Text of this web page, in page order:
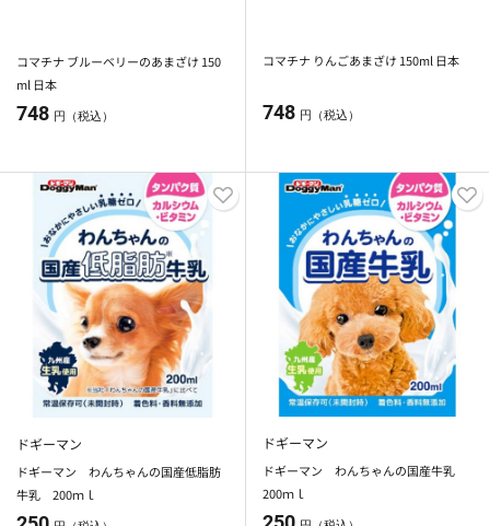
コマチナ ブルーベリーのあまざけ 150
ml 日本
748 円（税込）
コマチナ りんごあまざけ 150ml 日本
748 円（税込）
ドギーマン
ドギーマン わんちゃんの国産低脂肪
牛乳 200ｍｌ
ドギーマン
ドギーマン わんちゃんの国産牛乳
200ｍｌ